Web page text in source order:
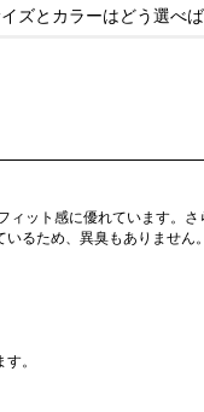
ズとカラーはどう選べ
ット感に優れています。
るため、異臭もありません。
。